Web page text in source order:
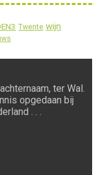
Twente wijn
ter Wal.
opgedaan bij
. . .